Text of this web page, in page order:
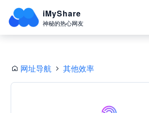
iMyShare
神秘的热心网友
网址导航 其他效率